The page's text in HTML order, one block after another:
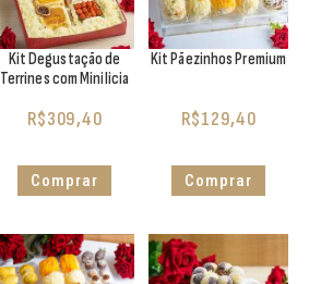
Kit Degustação de
Terrines com Minilicia
R$309,40
Comprar
Kit Pãezinhos Premium
R$129,40
Comprar